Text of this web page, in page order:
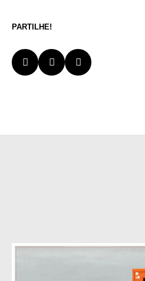
PARTILHE!